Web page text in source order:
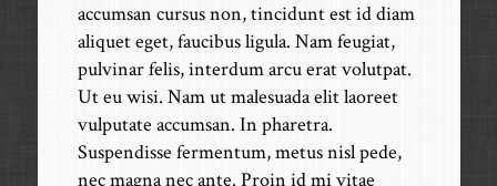
accumsan cursus non, tincidunt est id diam
aliquet eget, faucibus ligula. Nam feugiat,
pulvinar felis, interdum arcu erat volutpat.
Ut eu wisi. Nam ut malesuada elit laoreet
vulputate accumsan. In pharetra.
Suspendisse fermentum, metus nisl pede,
nec magna nec ante. Proin id mi vitae